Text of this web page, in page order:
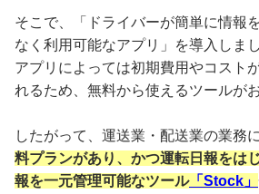
そこで、「ドライバーが簡単に情報
なく利用可能なアプリ」を導入しま
アプリによっては初期費用やコスト
れるため、無料から使えるツールが
したがって、運送業・配送業の業務
料プランがあり、かつ運転日報をは
報を一元管理可能なツール「Stock」